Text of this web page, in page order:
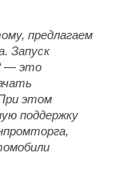
предлагаем
Запуск
— это
этом
поддержку